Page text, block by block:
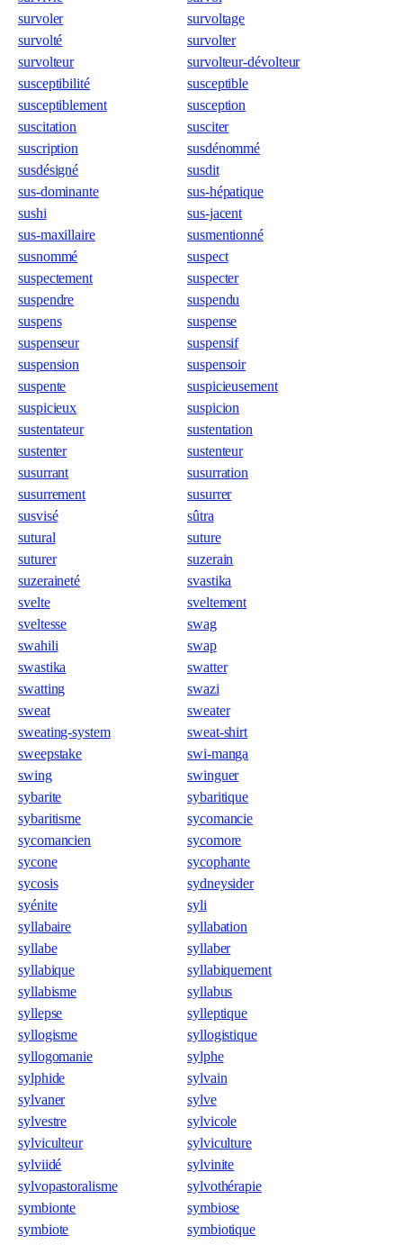
survoler
survoltage
survolté
survolter
survolteur
survolteur-dévolteur
susceptibilité
susceptible
susceptiblement
susception
suscitation
susciter
suscription
susdénommé
susdésigné
susdit
sus-dominante
sus-hépatique
sushi
sus-jacent
sus-maxillaire
susmentionné
susnommé
suspect
suspectement
suspecter
suspendre
suspendu
suspens
suspense
suspenseur
suspensif
suspension
suspensoir
suspente
suspicieusement
suspicieux
suspicion
sustentateur
sustentation
sustenter
sustenteur
susurrant
susurration
susurrement
susurrer
susvisé
sûtra
sutural
suture
suturer
suzerain
suzeraineté
svastika
svelte
sveltement
sveltesse
swag
swahili
swap
swastika
swatter
swatting
swazi
sweat
sweater
sweating-system
sweat-shirt
sweepstake
swi-manga
swing
swinguer
sybarite
sybaritique
sybaritisme
sycomancie
sycomancien
sycomore
sycone
sycophante
sycosis
sydneysider
syénite
syli
syllabaire
syllabation
syllabe
syllaber
syllabique
syllabiquement
syllabisme
syllabus
syllepse
sylleptique
syllogisme
syllogistique
syllogomanie
sylphe
sylphide
sylvain
sylvaner
sylve
sylvestre
sylvicole
sylviculteur
sylviculture
sylviidé
sylvinite
sylvopastoralisme
sylvothérapie
symbionte
symbiose
symbiote
symbiotique